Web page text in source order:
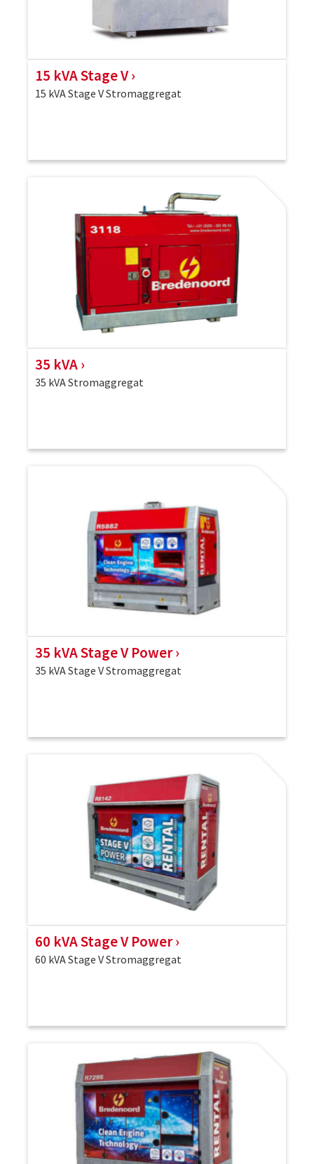
15 kVA Stage V
15 kVA Stage V Stromaggregat
35 kVA
35 kVA Stromaggregat
35 kVA Stage V Power
35 kVA Stage V Stromaggregat
60 kVA Stage V Power
60 kVA Stage V Stromaggregat